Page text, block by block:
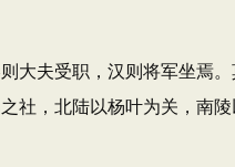
夫受职，汉则将军坐焉。
社，北陆以杨叶为关，南